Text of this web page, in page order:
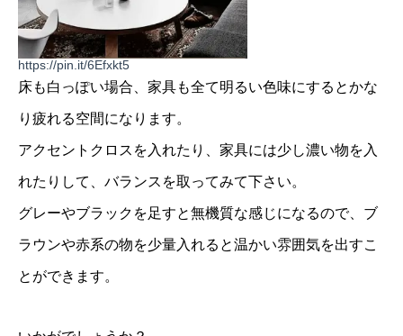
https://pin.it/6Efxkt5
床も白っぽい場合、家具も全て明るい色味にするとかな
り疲れる空間になります。
アクセントクロスを入れたり、家具には少し濃い物を入
れたりして、バランスを取ってみて下さい。
グレーやブラックを足すと無機質な感じになるので、ブ
ラウンや赤系の物を少量入れると温かい雰囲気を出すこ
とができます。